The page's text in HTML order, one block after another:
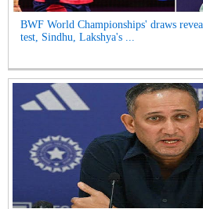
BWF World Championships' draws
test, Sindhu, Lakshya's ...